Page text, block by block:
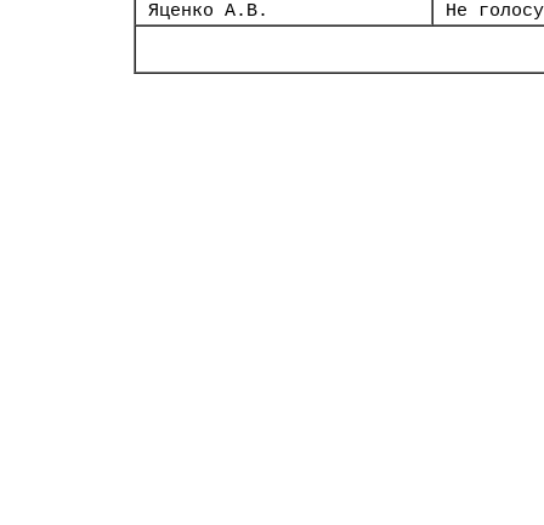
Яценко А.В.
Не